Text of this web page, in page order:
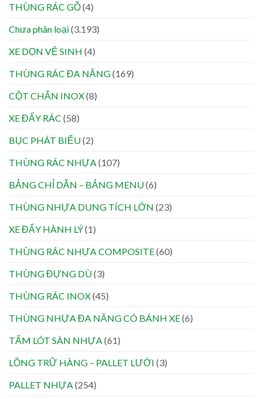
THÙNG RÁC GỖ(4)
Chưa phân loại(3.193)
XE DỌN VỆ SINH (4)
THÙNG RÁC ĐA NĂNG(169)
CỘT CHẮN INOX(8)
XE ĐẨY RÁC (58)
BỤC PHÁT BIỂU(2)
THÙNG RÁC NHỰA (107)
BẢNG CHỈ DẪN – BẢNG MENU(6)
THÙNG NHỰA DUNG TÍCH LỚN (23)
XE ĐẨY HÀNH LÝ(1)
THÙNG RÁC NHỰA COMPOSITE(60)
THÙNG ĐỰNG DÙ(3)
THÙNG RÁC INOX(45)
THÙNG NHỰA ĐA NĂNG CÓ BÁNH XE(6)
TẤM LÓT SÀN NHỰA (61)
LỒNG TRỮ HÀNG – PALLET LƯỚI (3)
PALLET NHỰA (254)